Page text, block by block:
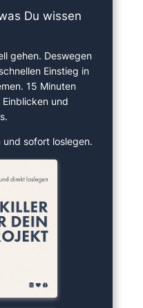
Du wissen
gehen. Deswegen
Einstieg in
15 Minuten
und
und sofort loslegen.